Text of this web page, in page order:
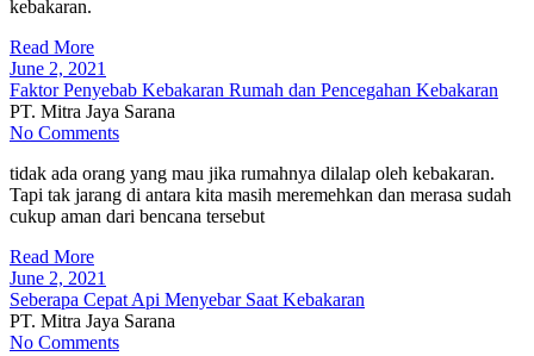
kebakaran.
Read More
June 2, 2021
Faktor Penyebab Kebakaran Rumah dan Pencegahan Kebakaran
PT. Mitra Jaya Sarana
No Comments
tidak ada orang yang mau jika rumahnya dilalap oleh kebakaran.
Tapi tak jarang di antara kita masih meremehkan dan merasa sudah
cukup aman dari bencana tersebut
Read More
June 2, 2021
Seberapa Cepat Api Menyebar Saat Kebakaran
PT. Mitra Jaya Sarana
No Comments